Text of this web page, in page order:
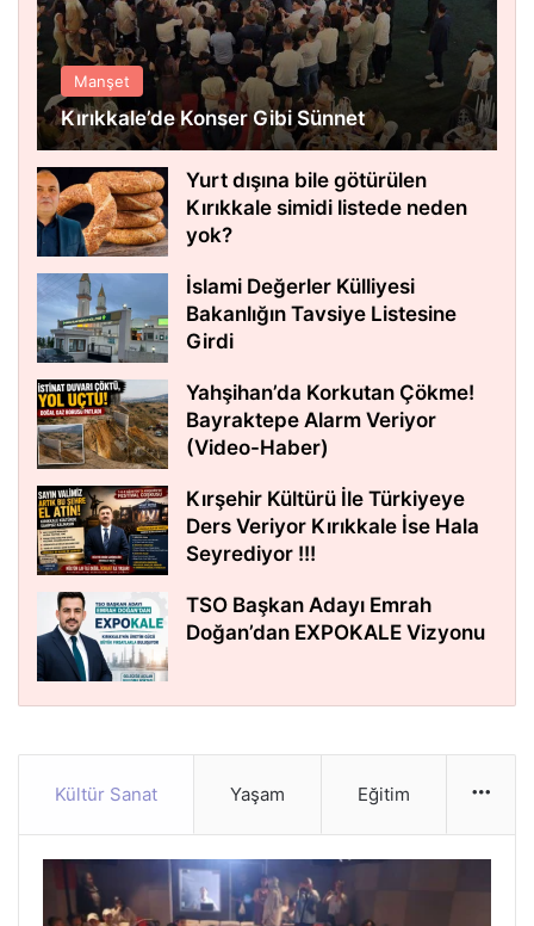
Manşet
Kırıkkale’de Konser Gibi Sünnet
Yurt dışına bile götürülen
Kırıkkale simidi listede neden
yok?
İslami Değerler Külliyesi
Bakanlığın Tavsiye Listesine
Girdi
Yahşihan’da Korkutan Çökme!
Bayraktepe Alarm Veriyor
(Video-Haber)
Kırşehir Kültürü İle Türkiyeye
Ders Veriyor Kırıkkale İse Hala
Seyrediyor !!!
TSO Başkan Adayı Emrah
Doğan’dan EXPOKALE Vizyonu
Kültür Sanat Yaşam Eğitim